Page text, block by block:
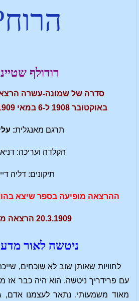
רודולף
באוקטובר 1908 ל-6 במאי 1909 בברלין. GA57
תרגם מאנגלית:
הקלדה ועריכה:
תיקונים: דליה
ההרצאה מופיעה בספר שיצא
20.3.1909 הרצאה מספר 15
ניטשה לאור
לחוויות שאותן שוב לא שוכחים,
עם פרידריך ניטשה. הוא היה כבר אז
מאוד משמעותי. נתאר לעצמנו